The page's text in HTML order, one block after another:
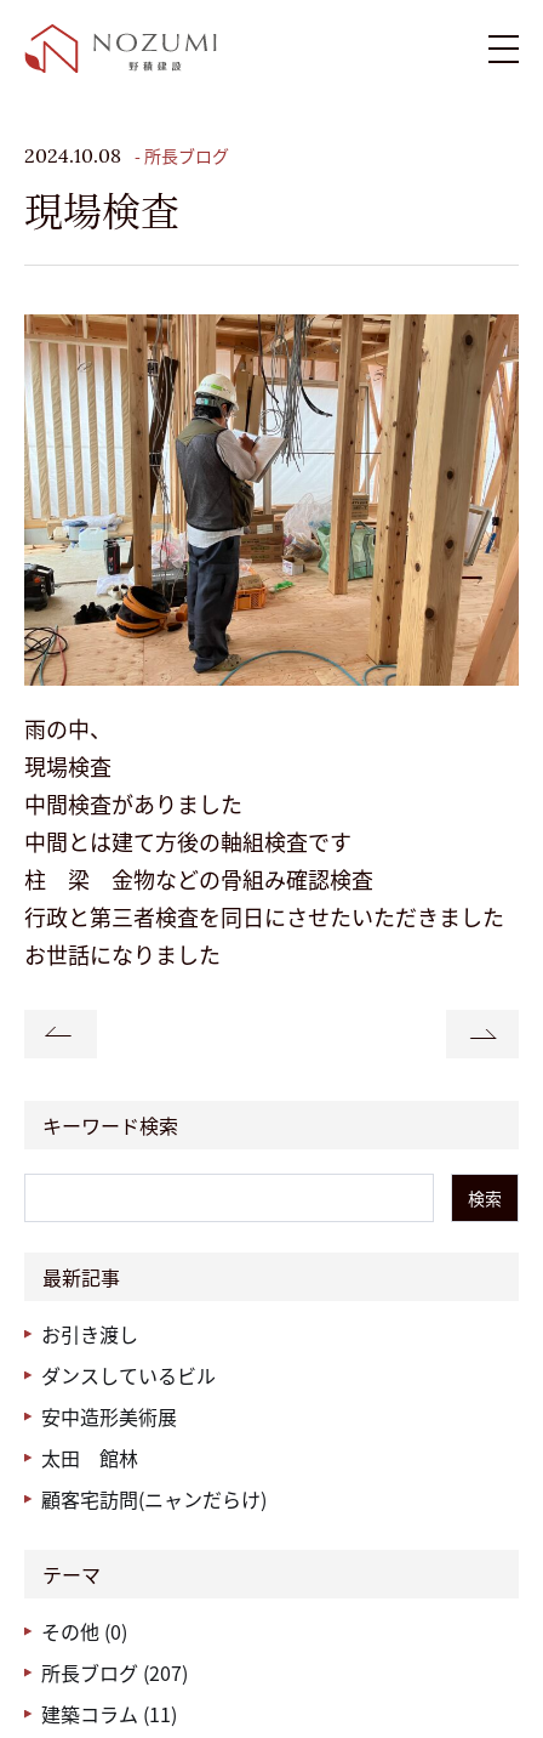
リフォーム・リノベーション
お客様の声
ブログ
会社案内
最新イベント
お問い合わせ・資料請求
follow us
2024.10.08 - 所長ブログ
現場検査
雨の中、
現場検査
中間検査がありました
中間とは建て方後の軸組検査です
柱 梁 金物などの骨組み確認検査
行政と第三者検査を同日にさせたいただきました
お世話になりました
キーワード検索
検索
最新記事
お引き渡し
ダンスしているビル
安中造形美術展
太田 館林
顧客宅訪問(ニャンだらけ)
テーマ
その他 (0)
所長ブログ (207)
建築コラム (11)